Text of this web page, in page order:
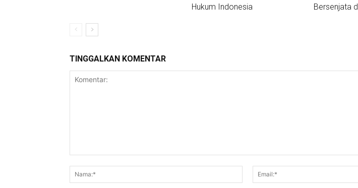
Hukum Indonesia
Bersenjata
TINGGALKAN KOMENTAR
Nama:*